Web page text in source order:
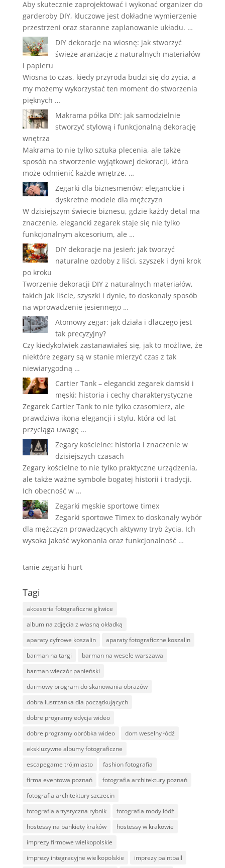
Aby skutecznie zaprojektować i wykonać organizer do
garderoby DIY, kluczowe jest dokładne wymierzenie
przestrzeni oraz staranne zaplanowanie układu. …
DIY dekoracje na wiosnę: jak stworzyć
świeże aranżacje z naturalnych materiałów
i papieru
Wiosna to czas, kiedy przyroda budzi się do życia, a
my możemy wykorzystać ten moment do stworzenia
pięknych …
Makrama półka DIY: jak samodzielnie
stworzyć stylową i funkcjonalną dekorację
wnętrza
Makrama to nie tylko sztuka plecenia, ale także
sposób na stworzenie wyjątkowej dekoracji, która
może odmienić każde wnętrze. …
Zegarki dla biznesmenów: eleganckie i
dyskretne modele dla mężczyzn
W dzisiejszym świecie biznesu, gdzie każdy detal ma
znaczenie, elegancki zegarek staje się nie tylko
funkcjonalnym akcesorium, ale …
DIY dekoracje na jesień: jak tworzyć
naturalne ozdoby z liści, szyszek i dyni krok
po kroku
Tworzenie dekoracji DIY z naturalnych materiałów,
takich jak liście, szyszki i dynie, to doskonały sposób
na wprowadzenie jesiennego …
Atomowy zegar: jak działa i dlaczego jest
tak precyzyjny?
Czy kiedykolwiek zastanawiałeś się, jak to możliwe, że
niektóre zegary są w stanie mierzyć czas z tak
niewiarygodną …
Cartier Tank – elegancki zegarek damski i
męski: historia i cechy charakterystyczne
Zegarek Cartier Tank to nie tylko czasomierz, ale
prawdziwa ikona elegancji i stylu, która od lat
przyciąga uwagę …
Zegary kościelne: historia i znaczenie w
dzisiejszych czasach
Zegary kościelne to nie tylko praktyczne urządzenia,
ale także ważne symbole bogatej historii i tradycji.
Ich obecność w …
Zegarki męskie sportowe timex
Zegarki sportowe Timex to doskonały wybór
dla mężczyzn prowadzących aktywny tryb życia. Ich
wysoka jakość wykonania oraz funkcjonalność …
tanie zegarki hurt
Tagi
akcesoria fotograficzne gliwice
album na zdjęcia z własną okładką
aparaty cyfrowe koszalin
aparaty fotograficzne koszalin
barman na targi
barman na wesele warszawa
barman wieczór panieński
darmowy program do skanowania obrazów
dobra lustrzanka dla początkujących
dobre programy edycja wideo
dobre programy obróbka wideo
dom weselny łódź
ekskluzywne albumy fotograficzne
escapegame trójmiasto
fashion fotografia
firma eventowa poznań
fotografia architektury poznań
fotografia architektury szczecin
fotografia artystyczna rybnik
fotografia mody łódź
hostessy na bankiety kraków
hostessy w krakowie
imprezy firmowe wielkopolskie
imprezy integracyjne wielkopolskie
imprezy paintball